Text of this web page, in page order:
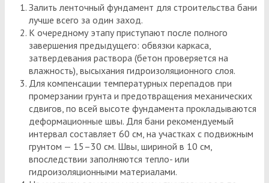
Залить ленточный фундамент для строительства бани
лучше всего за один заход.
К очередному этапу приступают после полного
завершения предыдущего: обвязки каркаса,
затвердевания раствора (бетон проверяется на
влажность), высыхания гидроизоляционного слоя.
Для компенсации температурных перепадов при
промерзании грунта и предотвращения механических
сдвигов, по всей высоте фундамента прокладываются
деформационные швы. Для бани рекомендуемый
интервал составляет 60 см, на участках с подвижным
грунтом — 15–30 см. Швы, шириной в 10 см,
впоследствии заполняются тепло- или
гидроизоляционными материалами.